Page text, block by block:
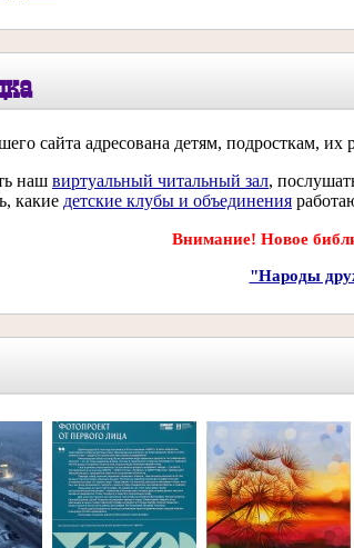
сайта адресована детям, подросткам,
наш виртуальный читальный зал,
какие детские клубы и объединения
Внимание! Новое
"Народы